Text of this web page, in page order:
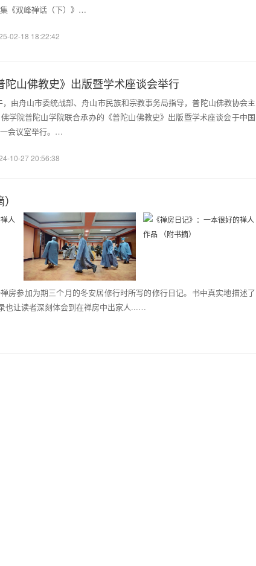
《双峰禅话（下）》…
02-18 18:22:42
陀山佛教史》出版暨学术座谈会举行
由舟山市委统战部、舟山市民族和宗教事务局指导，普陀山佛教协会主
学院普陀山学院联合承办的《普陀山佛教史》出版暨学术座谈会于中国
会议室举行。…
10-27 20:56:38
房参加为期三个月的冬安居修行时所写的修行日记。书中真实地描述了
也让读者深刻体会到在禅房中出家人...…